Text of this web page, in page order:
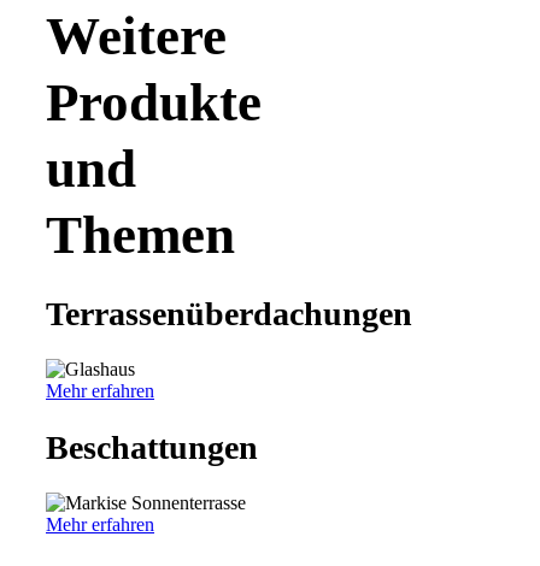
Weitere
Produkte
und
Themen
Terrassenüberdachungen
Mehr erfahren
Beschattungen
Mehr erfahren